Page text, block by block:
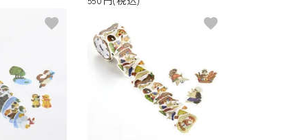
favorite favorite